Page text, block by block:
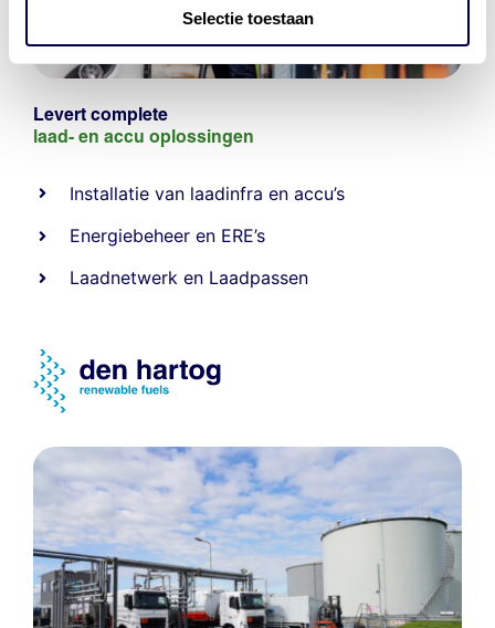
Selectie toestaan
Levert complete
laad- en accu oplossingen
Installatie van laadinfra en accu’s
Energiebeheer en ERE’s
Laadnetwerk en Laadpassen